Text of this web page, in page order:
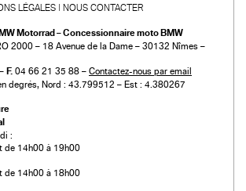
LÉGALES NOUS CONTACTER
Motorrad – Concessionnaire moto BMW
2000 – 18 Avenue de la Dame – 30132 Nîmes –
F. 04 66 21 35 88 – Contactez-nous par email
degrés, Nord : 43.799512 – Est : 4.380267
:
de 14h00 à 19h00
de 14h00 à 18h00